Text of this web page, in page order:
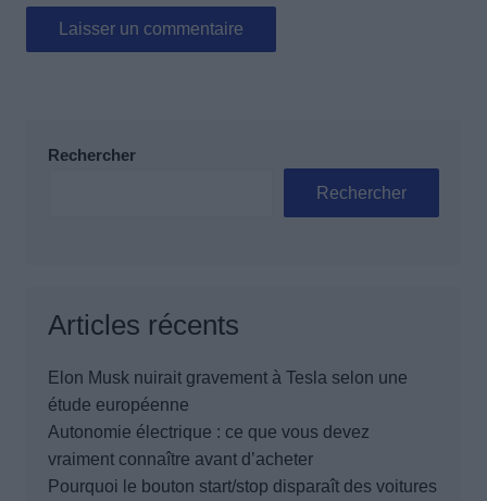
Rechercher
Rechercher
Articles récents
Elon Musk nuirait gravement à Tesla selon une
étude européenne
Autonomie électrique : ce que vous devez
vraiment connaître avant d’acheter
Pourquoi le bouton start/stop disparaît des voitures